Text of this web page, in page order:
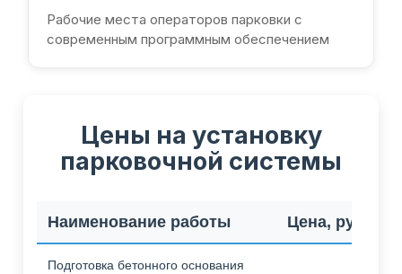
Рабочие места операторов парковки с
современным программным обеспечением
Цены на установку
парковочной системы
Наименование работы Цена, руб.
Подготовка бетонного основания